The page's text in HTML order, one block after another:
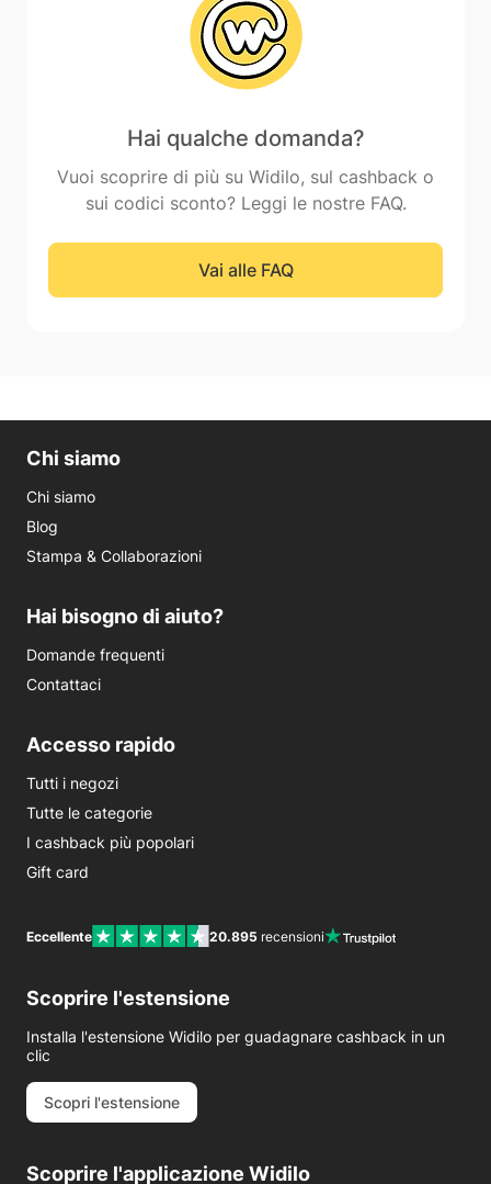
Hai qualche domanda?
Vuoi scoprire di più su Widilo, sul cashback o
sui codici sconto? Leggi le nostre FAQ.
Vai alle FAQ
Chi siamo
Chi siamo
Blog
Stampa & Collaborazioni
Hai bisogno di aiuto?
Domande frequenti
Contattaci
Accesso rapido
Tutti i negozi
Tutte le categorie
I cashback più popolari
Gift card
Eccellente 20.895 recensioni
Scoprire l'estensione
Installa l'estensione Widilo per guadagnare cashback in un
clic
Scopri l'estensione
Scoprire l'applicazione Widilo